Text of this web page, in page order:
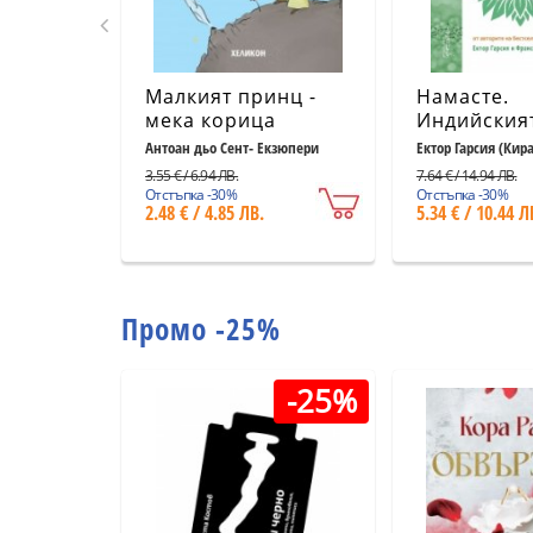
Малкият принц -
мека корица
светлосиня
Антоан дьо Сент- Екзюпери
3.55 € / 6.94 ЛВ.
Отстъпка -30%
2.48 € / 4.85 ЛВ.
Намасте.
към
и успеха
Ектор Гарсия
7.64 € / 14.94 ЛВ.
Отстъпка -30%
5.34 € / 10.44
Промо -25%
-25%